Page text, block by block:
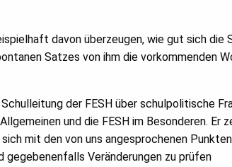
davon überzeugen, wie gut sich die
Satzes von ihm die
der FESH über schulpolitische
und die FESH im Besonderen.
mit den von uns angesprochenen
Veränderungen zu prüfen